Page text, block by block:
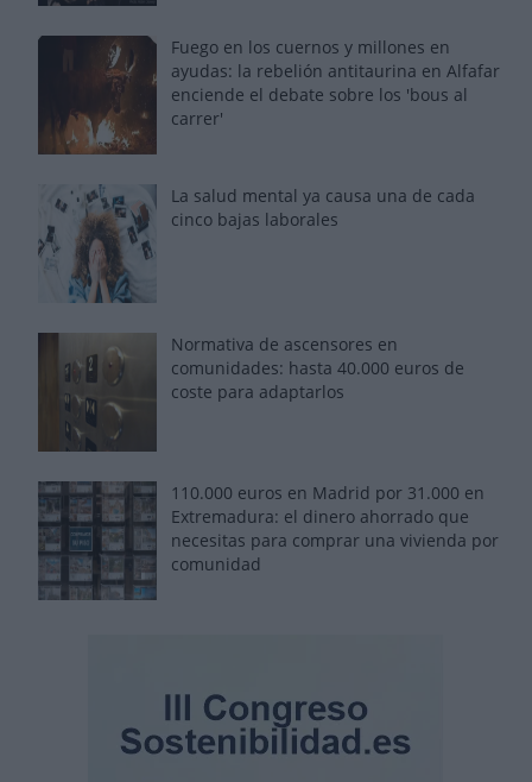
Fuego en los cuernos y millones en
ayudas: la rebelión antitaurina en Alfafar
enciende el debate sobre los 'bous al
carrer'
La salud mental ya causa una de cada
cinco bajas laborales
Normativa de ascensores en
comunidades: hasta 40.000 euros de
coste para adaptarlos
110.000 euros en Madrid por 31.000 en
Extremadura: el dinero ahorrado que
necesitas para comprar una vivienda por
comunidad